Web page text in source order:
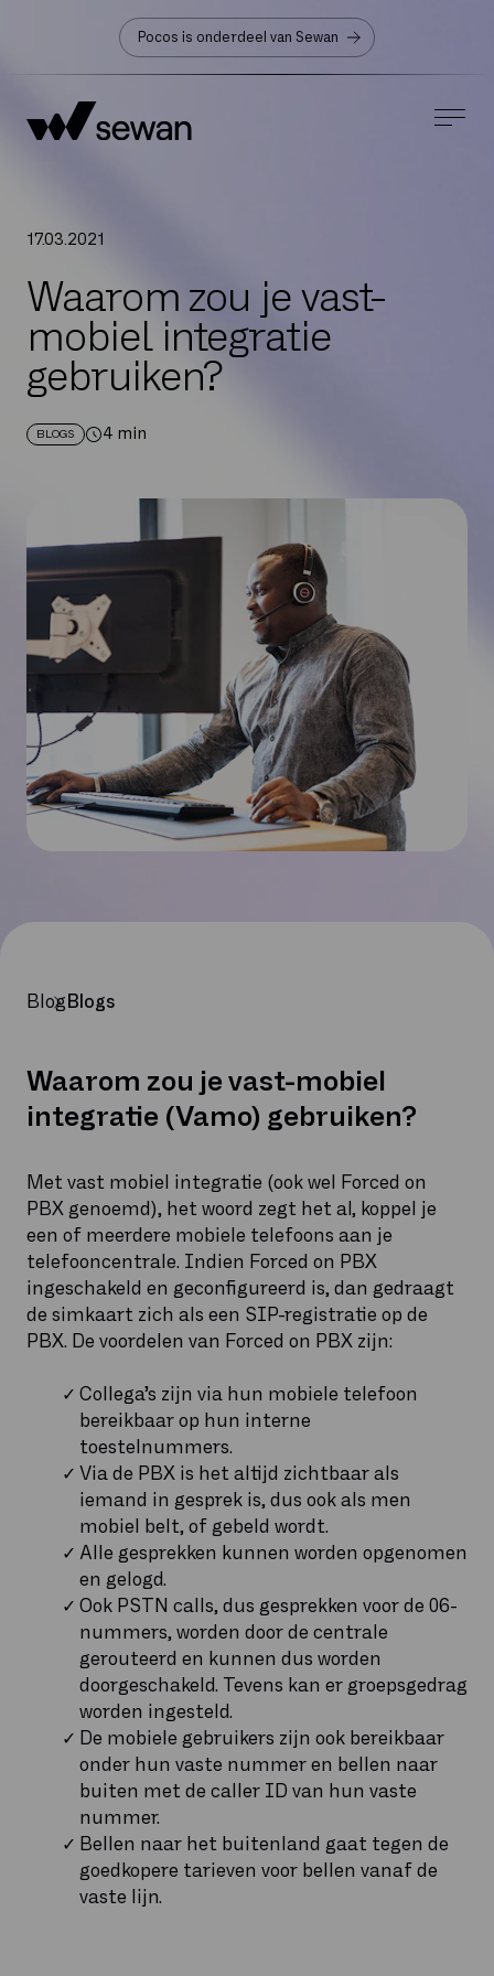
Pocos is onderdeel van Sewan
17.03.2021
Waarom zou je vast-
mobiel integratie
gebruiken?
BLOGS 4 min
Blog Blogs
Waarom zou je vast-mobiel
integratie (Vamo) gebruiken?
Met vast mobiel integratie (ook wel Forced on
PBX genoemd), het woord zegt het al, koppel je
een of meerdere mobiele telefoons aan je
telefooncentrale. Indien Forced on PBX
ingeschakeld en geconfigureerd is, dan gedraagt
de simkaart zich als een SIP-registratie op de
PBX. De voordelen van Forced on PBX zijn:
Collega’s zijn via hun mobiele telefoon
bereikbaar op hun interne
toestelnummers.
Via de PBX is het altijd zichtbaar als
iemand in gesprek is, dus ook als men
mobiel belt, of gebeld wordt.
Alle gesprekken kunnen worden opgenomen
en gelogd.
Ook PSTN calls, dus gesprekken voor de 06-
nummers, worden door de centrale
gerouteerd en kunnen dus worden
doorgeschakeld. Tevens kan er groepsgedrag
worden ingesteld.
De mobiele gebruikers zijn ook bereikbaar
onder hun vaste nummer en bellen naar
buiten met de caller ID van hun vaste
nummer.
Bellen naar het buitenland gaat tegen de
goedkopere tarieven voor bellen vanaf de
vaste lijn.